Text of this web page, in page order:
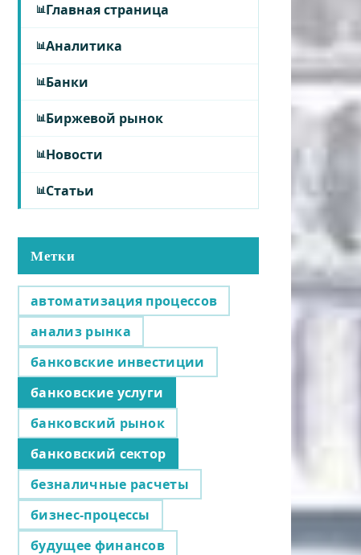
Главная страница
Аналитика
Банки
Биржевой рынок
Новости
Статьи
Метки
автоматизация процессов
анализ рынка
банковские инвестиции
банковские услуги
банковский рынок
банковский сектор
безналичные расчеты
бизнес-процессы
будущее финансов